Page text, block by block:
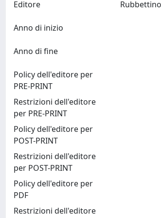
Editore
Anno di inizio
Anno di fine
Policy dell'editore per
PRE-PRINT
Restrizioni dell'editore
per PRE-PRINT
Policy dell'editore per
POST-PRINT
Restrizioni dell'editore
per POST-PRINT
Policy dell'editore per
PDF
Restrizioni dell'editore